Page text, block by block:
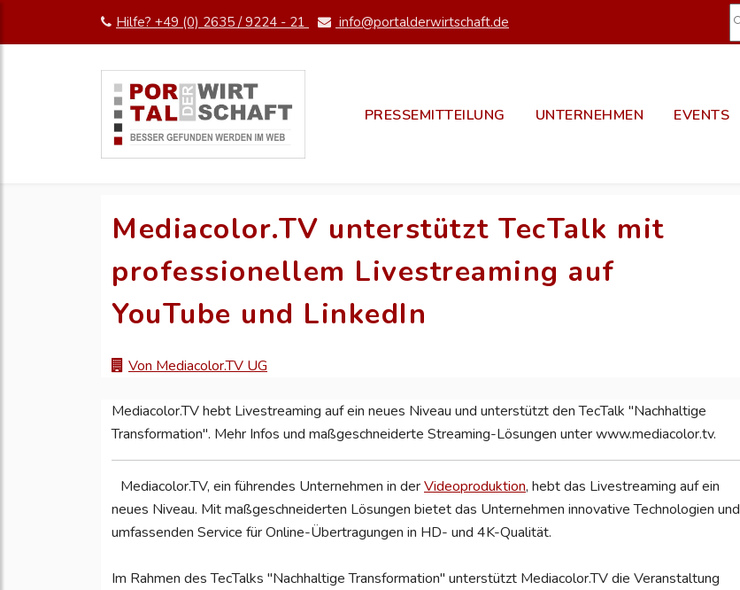
Hilfe? +49 (0) 2635 / 9224 - 21 info@portalderwirtschaft.de
PRESSEMITTEILUNG UNTERNEHMEN EVENTS
Mediacolor.TV unterstützt TecTalk mit
professionellem Livestreaming auf
YouTube und LinkedIn
Von Mediacolor.TV UG
Mediacolor.TV hebt Livestreaming auf ein neues Niveau und unterstützt den TecTalk "Nachhaltige
Transformation". Mehr Infos und maßgeschneiderte Streaming-Lösungen unter www.mediacolor.tv.
Mediacolor.TV, ein führendes Unternehmen in derVideoproduktion, hebt das Livestreaming auf ein
neues Niveau. Mit maßgeschneiderten Lösungen bietet das Unternehmen innovative Technologien und
umfassenden Service für Online-Übertragungen in HD- und 4K-Qualität.
Im Rahmen des TecTalks "Nachhaltige Transformation" unterstützt Mediacolor.TV die Veranstaltung